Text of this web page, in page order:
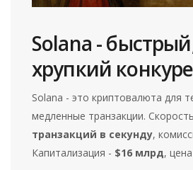
Solana -
хрупкий
Solana - это криптовалюта для
медленные транзакции.
транзакций в секунду,
Капитализация - $16 млрд,